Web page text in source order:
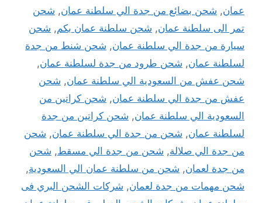
عمان, شحن بضائع من جدة الي سلطنة عمان, شحن
تمر الى سلطنة عمان, شحن سلطنة عمان بكم, شحن
سيارة من جدة الي سلطنة عمان, شحن شنط من جدة
لسلطنة عمان, شحن طرود من جدة لسلطنة عمان,
شحن عفش من السعودية الي سلطنة عمان, شحن
عفش من جدة الي سلطنة عمان, شحن كراتين من
السعودية الي سلطنة عمان, شحن كراتين من جدة
لسلطنة عمان, شحن من جدة الي سلطنة عمان, شحن
من جدة الي صلالة, شحن من جدة الي مسقط, شحن
من جدة لعمان, شحن من سلطنة عمان الي السعودية,
شحن مهمات من جدة لعمان, شركات الشحن البري فى